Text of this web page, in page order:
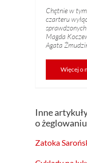
Chętnie w
czarteru
Magda
Agata
Więcej o
Inne
o
Zatoka